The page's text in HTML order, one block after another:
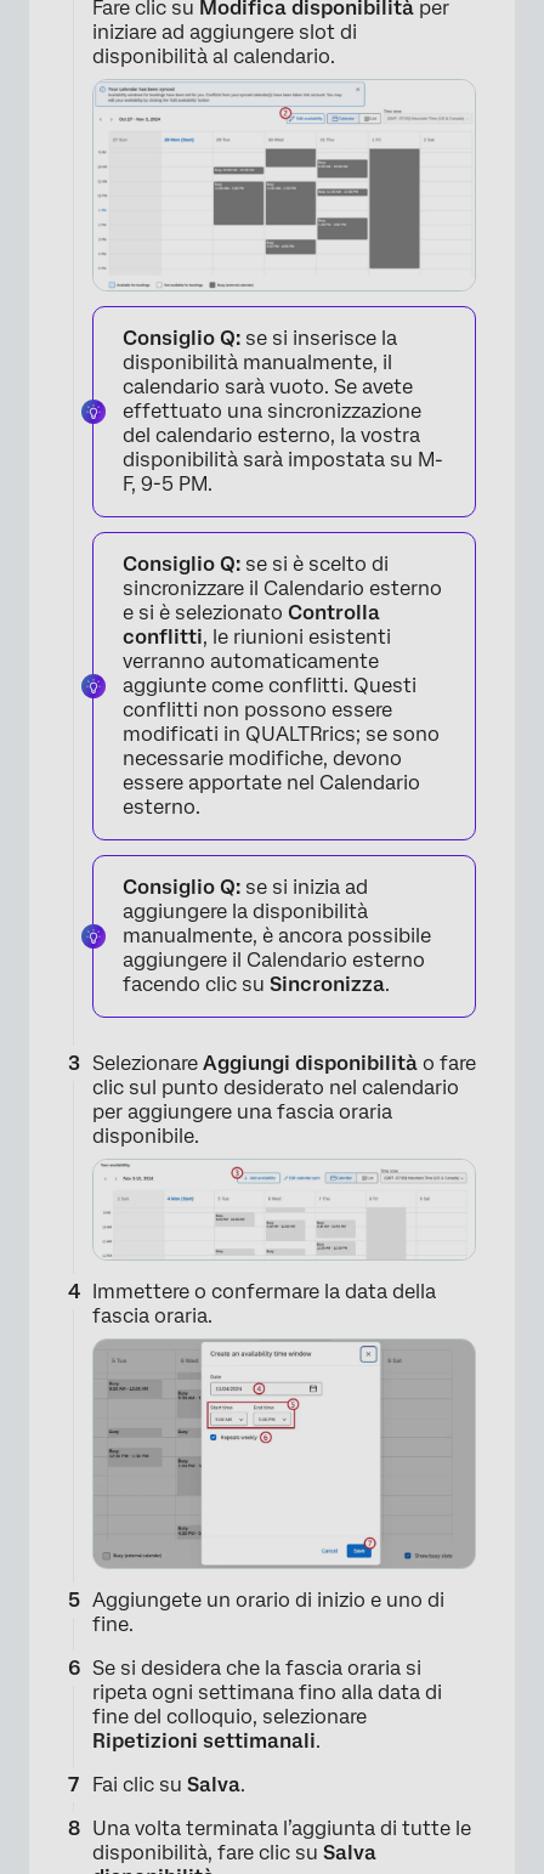
×
Fare clic su Modifica disponibilità per
iniziare ad aggiungere slot di
disponibilità al calendario.
×
Consiglio Q: se si inserisce la
disponibilità manualmente, il
calendario sarà vuoto. Se avete
effettuato una sincronizzazione
del calendario esterno, la vostra
disponibilità sarà impostata su M-
F, 9-5 PM.
Consiglio Q: se si è scelto di
sincronizzare il Calendario esterno
e si è selezionato Controlla
conflitti, le riunioni esistenti
verranno automaticamente
aggiunte come conflitti. Questi
conflitti non possono essere
modificati in QUALTRrics; se sono
necessarie modifiche, devono
essere apportate nel Calendario
esterno.
Consiglio Q: se si inizia ad
aggiungere la disponibilità
manualmente, è ancora possibile
aggiungere il Calendario esterno
facendo clic su Sincronizza.
Selezionare Aggiungi disponibilità o fare
clic sul punto desiderato nel calendario
per aggiungere una fascia oraria
disponibile.
Immettere o confermare la data della
fascia oraria.
Aggiungete un orario di inizio e uno di
fine.
Se si desidera che la fascia oraria si
ripeta ogni settimana fino alla data di
fine del colloquio, selezionare
Ripetizioni settimanali.
Fai clic su Salva.
Una volta terminata l’aggiunta di tutte le
disponibilità, fare clic su Salva